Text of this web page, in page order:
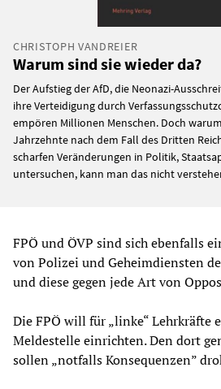
CHRISTOPH VANDREIER
Warum sind sie wieder da?
Der Aufstieg der AfD, die Neonazi-
ihre Verteidigung durch
empören Millionen Menschen. Doch
Jahrzehnte nach dem Fall des Dritten
scharfen Veränderungen in Politik,
untersuchen, kann man das nicht
FPÖ und ÖVP sind sich ebenfalls
von Polizei und Geheimdiensten
und diese gegen jede Art von
Die FPÖ will für „linke“ Lehrkräfte
Meldestelle einrichten. Den dort
sollen „notfalls Konsequenzen”